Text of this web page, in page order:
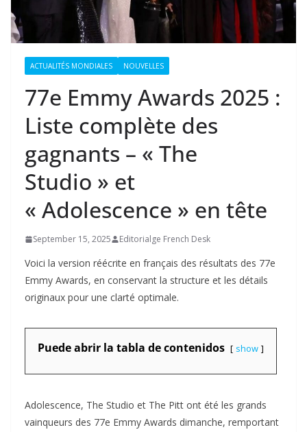
ACTUALITÉS MONDIALES NOUVELLES
77e Emmy Awards 2025 :
Liste complète des
gagnants – « The
Studio » et
« Adolescence » en tête
September 15, 2025 Editorialge French Desk
Voici la version réécrite en français des résultats des 77e
Emmy Awards, en conservant la structure et les détails
originaux pour une clarté optimale.
Puede abrir la tabla de contenidos show
Adolescence, The Studio et The Pitt ont été les grands
vainqueurs des 77e Emmy Awards dimanche, remportant